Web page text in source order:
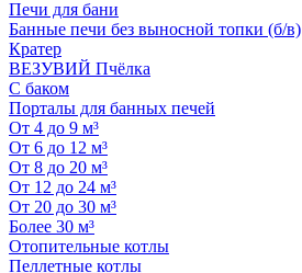
Печи для бани
Банные печи без выносной топки (б/в)
Кратер
ВЕЗУВИЙ Пчёлка
С баком
Порталы для банных печей
От 4 до 9 м³
От 6 до 12 м³
От 8 до 20 м³
От 12 до 24 м³
От 20 до 30 м³
Более 30 м³
Отопительные котлы
Пеллетные котлы